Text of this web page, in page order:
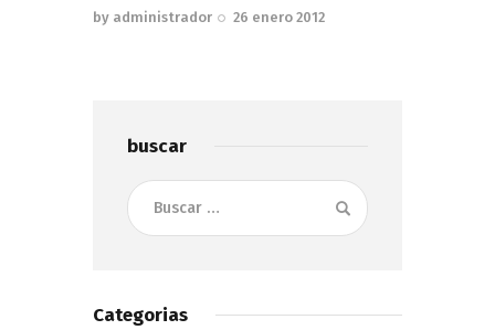
by administrador 26 enero 2012
buscar
Buscar:
Categorias